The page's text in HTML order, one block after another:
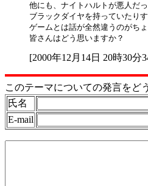
他にも、ナイトハルトが悪人だ
ブラックダイヤを持っていたりす
ゲームとは話が全然違うのがちょ
[2000年12月14日 20時30分
このテーマについての発言をど
氏名
E-mail